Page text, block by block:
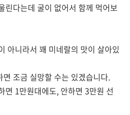
린다는데 굴이 없어서 함께 먹어보
아니라서 꽤 미네랄의 맛이 살아있
조금 실망할 수는 있겠습니다.
면 1만원대에도, 안하면 3만원 선